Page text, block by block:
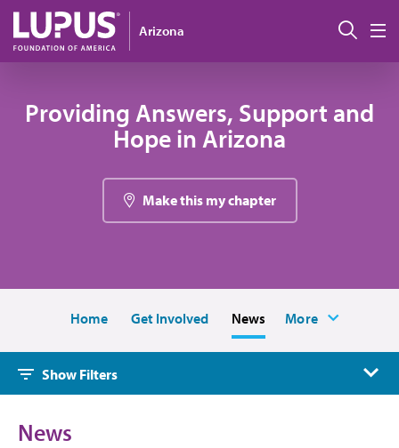
Pasar al contenido principal
Arizona
Providing Answers, Support and
Hope in Arizona
Make this my chapter
Home Get Involved News More
Show Filters
News